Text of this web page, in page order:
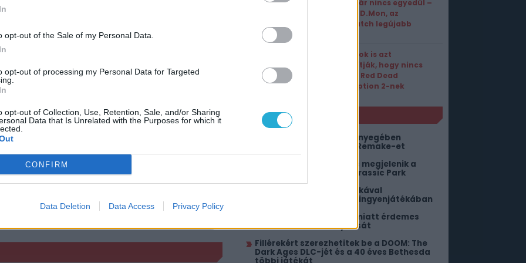
opt-out of the Sale of my Personal Data.
opt-out of processing my Personal Data for Targeted
opt-out of Collection, Use, Retention, Sale, and/or Sharing
Data that Is Unrelated with the Purposes for which it
CONFIRM
Data Deletion Data Access Privacy Policy
autóverseny-katasztrófa is rohadt gyenge.
es ötödik rész, aminél egyrészt kaptunk egy
másrészt hiába lógott ki a 3D-lóláb, a
csak a szemműtétre. Ráadásul az ötödik
a legelső filmmel, hiszen a végén a 180-
be.
megtalálod őket!
hogy a PC Guru tartalmairól véletlenül
D.Va már nincs egyedül –
Érkezik D.Mon, az
Overwatch legújabb
A számok is azt
bizonyítják, hogy nincs
párja a Red Dead
Redemption 2-nek
AJÁNLÓ
Az Alkimia Interactive lényegében
bejelentette a Gothic 2 Remake-et
Már csak néhány nap, és megjelenik a
túlélőhorrorba oltott Jurassic Park
Pókember helyett Pókrókával
himbálózhattok az Epic ingyenjátékában
Nem csak a nosztalgia miatt érdemes
várni a Fallout 3 felújítását
Fillérekért szerezhetitek be a DOOM: The
Dark Ages DLC-jét és a 40 éves Bethesda